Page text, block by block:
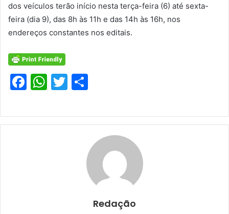
dos veículos terão início nesta terça-feira (6) até sexta-
feira (dia 9), das 8h às 11h e das 14h às 16h, nos
endereços constantes nos editais.
F
c
e
W
at
s
T
itt
er
ar
e
Redação